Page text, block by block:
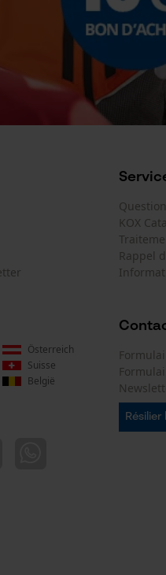
KOX
Rappel
Österreich
Suisse
België